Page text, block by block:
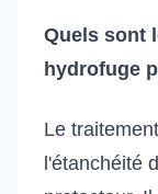
Quels sont
hydrofuge
Le
l'étanchéité